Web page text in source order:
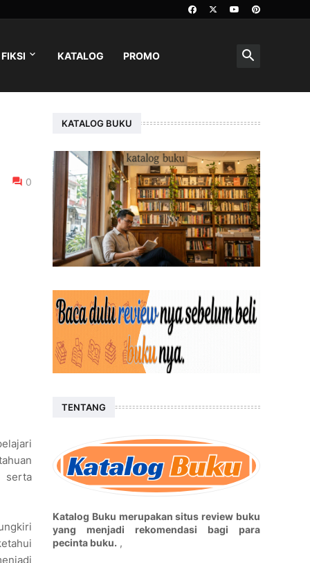
KATALOG PROMO
0
serta
KATALOG BUKU
TENTANG
Katalog Buku merupakan situs review buku
yang menjadi rekomendasi bagi para
pecinta buku. ,